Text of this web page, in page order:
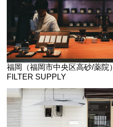
福岡（福岡市中央区高砂/薬院）
FILTER SUPPLY